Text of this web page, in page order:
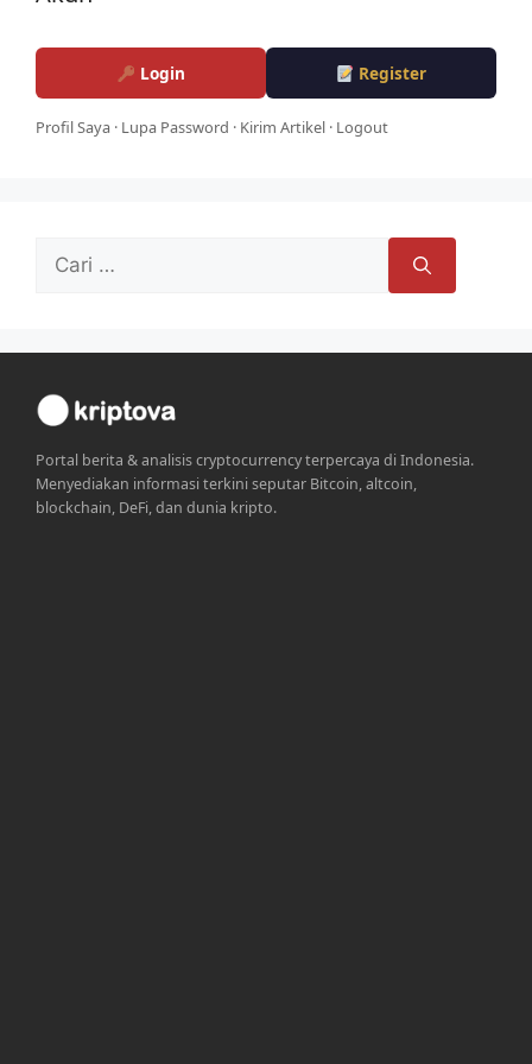
Login Register
Profil Saya · Lupa Password · Kirim Artikel · Logout
Cari
Portal berita & analisis cryptocurrency terpercaya di Indonesia.
Menyediakan informasi terkini seputar Bitcoin, altcoin,
blockchain, DeFi, dan dunia kripto.